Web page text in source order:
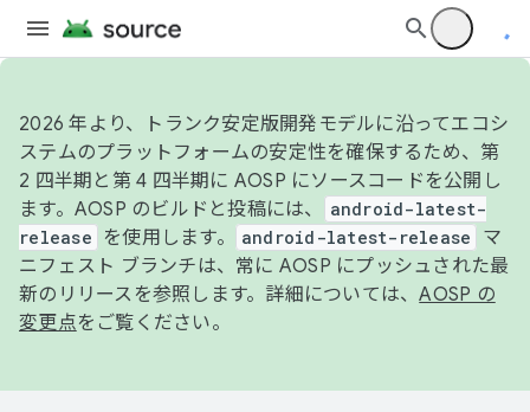
2026 年より、トランク安定版開発モデルに沿ってエコシ
ステムのプラットフォームの安定性を確保するため、第
2 四半期と第 4 四半期に AOSP にソースコードを公開し
ます。AOSP のビルドと投稿には、
android-latest-
release
を使用します。 android-latest-release
マ
ニフェスト ブランチは、常に AOSP にプッシュされた最
新のリリースを参照します。詳細については、AOSP の
変更点をご覧ください。